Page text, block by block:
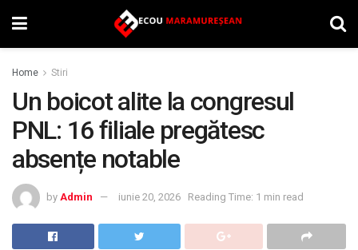
Home Stiri
Un boicot alite la congresul
PNL: 16 filiale pregătesc
absențe notable
by Admin iunie 20, 2026 Reading Time: 1 min read